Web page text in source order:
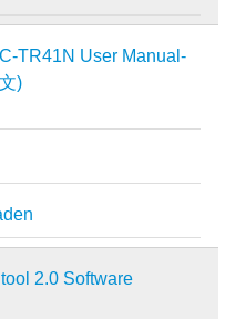
TR41N User Manual-
)
2.0 Software